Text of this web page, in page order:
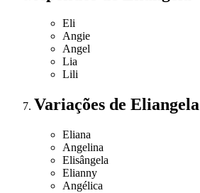
Eli
Angie
Angel
Lia
Lili
Variações de Eliangela
Eliana
Angelina
Elisângela
Elianny
Angélica